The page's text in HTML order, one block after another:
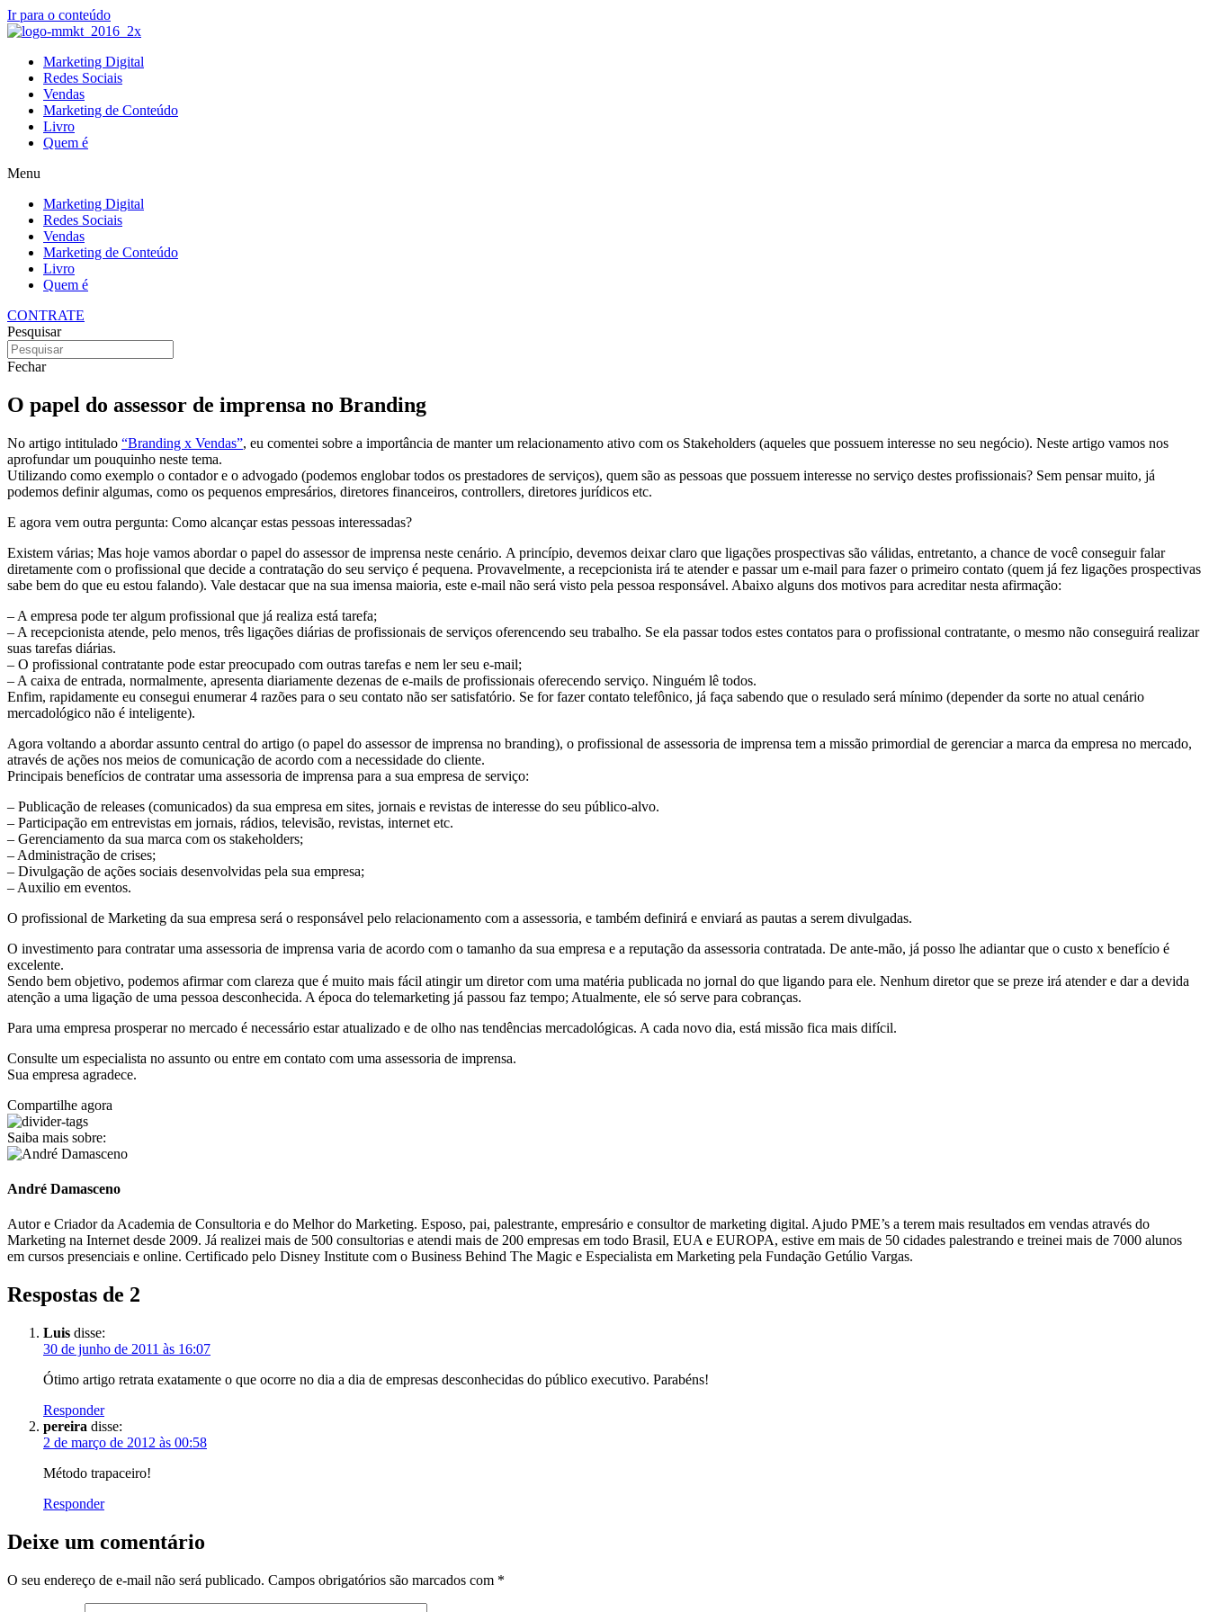
Ir para o conteúdo
Marketing Digital
Redes Sociais
Vendas
Marketing de Conteúdo
Livro
Quem é
Menu
Marketing Digital
Redes Sociais
Vendas
Marketing de Conteúdo
Livro
Quem é
CONTRATE
Pesquisar
Fechar
O papel do assessor de imprensa no Branding
No artigo intitulado “Branding x Vendas”, eu comentei sobre a importância de manter um relacionamento ativo com os Stakeholders (aqueles que possuem interesse no seu negócio). Neste artigo vamos nos
aprofundar um pouquinho neste tema.
Utilizando como exemplo o contador e o advogado (podemos englobar todos os prestadores de serviços), quem são as pessoas que possuem interesse no serviço destes profissionais? Sem pensar muito, já
podemos definir algumas, como os pequenos empresários, diretores financeiros, controllers, diretores jurídicos etc.
E agora vem outra pergunta: Como alcançar estas pessoas interessadas?
Existem várias; Mas hoje vamos abordar o papel do assessor de imprensa neste cenário. A princípio, devemos deixar claro que ligações prospectivas são válidas, entretanto, a chance de você conseguir falar
diretamente com o profissional que decide a contratação do seu serviço é pequena. Provavelmente, a recepcionista irá te atender e passar um e-mail para fazer o primeiro contato (quem já fez ligações prospectivas
sabe bem do que eu estou falando). Vale destacar que na sua imensa maioria, este e-mail não será visto pela pessoa responsável. Abaixo alguns dos motivos para acreditar nesta afirmação:
– A empresa pode ter algum profissional que já realiza está tarefa;
– A recepcionista atende, pelo menos, três ligações diárias de profissionais de serviços oferencendo seu trabalho. Se ela passar todos estes contatos para o profissional contratante, o mesmo não conseguirá realizar
suas tarefas diárias.
– O profissional contratante pode estar preocupado com outras tarefas e nem ler seu e-mail;
– A caixa de entrada, normalmente, apresenta diariamente dezenas de e-mails de profissionais oferecendo serviço. Ninguém lê todos.
Enfim, rapidamente eu consegui enumerar 4 razões para o seu contato não ser satisfatório. Se for fazer contato telefônico, já faça sabendo que o resulado será mínimo (depender da sorte no atual cenário
mercadológico não é inteligente).
Agora voltando a abordar assunto central do artigo (o papel do assessor de imprensa no branding), o profissional de assessoria de imprensa tem a missão primordial de gerenciar a marca da empresa no mercado,
através de ações nos meios de comunicação de acordo com a necessidade do cliente.
Principais benefícios de contratar uma assessoria de imprensa para a sua empresa de serviço:
– Publicação de releases (comunicados) da sua empresa em sites, jornais e revistas de interesse do seu público-alvo.
– Participação em entrevistas em jornais, rádios, televisão, revistas, internet etc.
– Gerenciamento da sua marca com os stakeholders;
– Administração de crises;
– Divulgação de ações sociais desenvolvidas pela sua empresa;
– Auxilio em eventos.
O profissional de Marketing da sua empresa será o responsável pelo relacionamento com a assessoria, e também definirá e enviará as pautas a serem divulgadas.
O investimento para contratar uma assessoria de imprensa varia de acordo com o tamanho da sua empresa e a reputação da assessoria contratada. De ante-mão, já posso lhe adiantar que o custo x benefício é
excelente.
Sendo bem objetivo, podemos afirmar com clareza que é muito mais fácil atingir um diretor com uma matéria publicada no jornal do que ligando para ele. Nenhum diretor que se preze irá atender e dar a devida
atenção a uma ligação de uma pessoa desconhecida. A época do telemarketing já passou faz tempo; Atualmente, ele só serve para cobranças.
Para uma empresa prosperar no mercado é necessário estar atualizado e de olho nas tendências mercadológicas. A cada novo dia, está missão fica mais difícil.
Consulte um especialista no assunto ou entre em contato com uma assessoria de imprensa.
Sua empresa agradece.
Compartilhe agora
Saiba mais sobre:
André Damasceno
Autor e Criador da Academia de Consultoria e do Melhor do Marketing. Esposo, pai, palestrante, empresário e consultor de marketing digital. Ajudo PME’s a terem mais resultados em vendas através do
Marketing na Internet desde 2009. Já realizei mais de 500 consultorias e atendi mais de 200 empresas em todo Brasil, EUA e EUROPA, estive em mais de 50 cidades palestrando e treinei mais de 7000 alunos
em cursos presenciais e online. Certificado pelo Disney Institute com o Business Behind The Magic e Especialista em Marketing pela Fundação Getúlio Vargas.
Respostas de 2
Luis disse:
30 de junho de 2011 às 16:07
Ótimo artigo retrata exatamente o que ocorre no dia a dia de empresas desconhecidas do público executivo. Parabéns!
Responder
pereira disse:
2 de março de 2012 às 00:58
Método trapaceiro!
Responder
Deixe um comentário
O seu endereço de e-mail não será publicado. Campos obrigatórios são marcados com *